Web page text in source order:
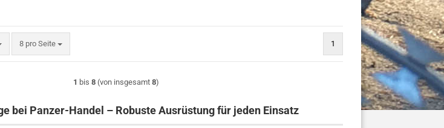
8 pro Seite
pro Seite 1
1 bis 8 (von insgesamt 8)
bei Panzer-Handel – Robuste Ausrüstung für jeden Einsatz